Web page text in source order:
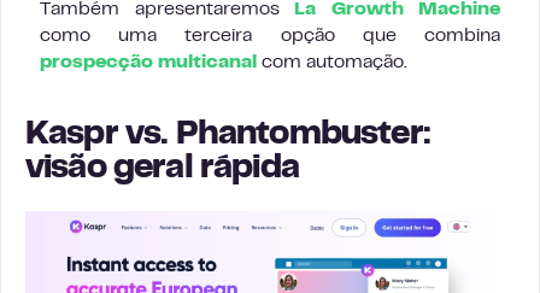
Também apresentaremos
La Growth Machine
como uma terceira opção que combina
prospecção multicanal com automação.
Kaspr vs. Phantombuster:
visão geral rápida